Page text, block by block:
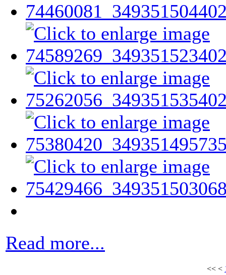
Read more...
<< <